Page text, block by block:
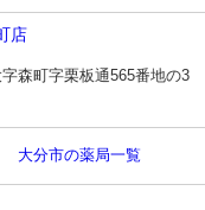
店
字森町字栗板通565番地の3
大分市の薬局一覧